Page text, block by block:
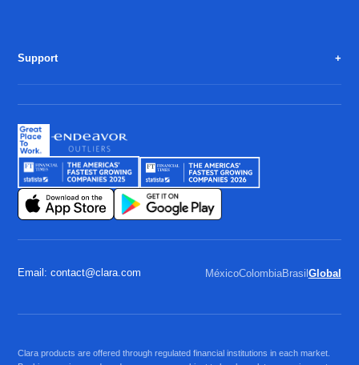
Support
Email: contact@clara.com MéxicoColombiaBrasil Global
Clara products are offered through regulated financial institutions in each market.